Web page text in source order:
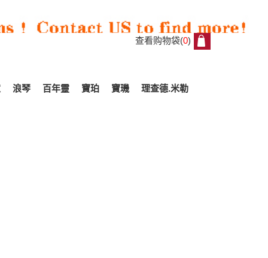
查看购物袋(0)
浪琴 百年靈 寶珀 寶璣 理查德.米勒